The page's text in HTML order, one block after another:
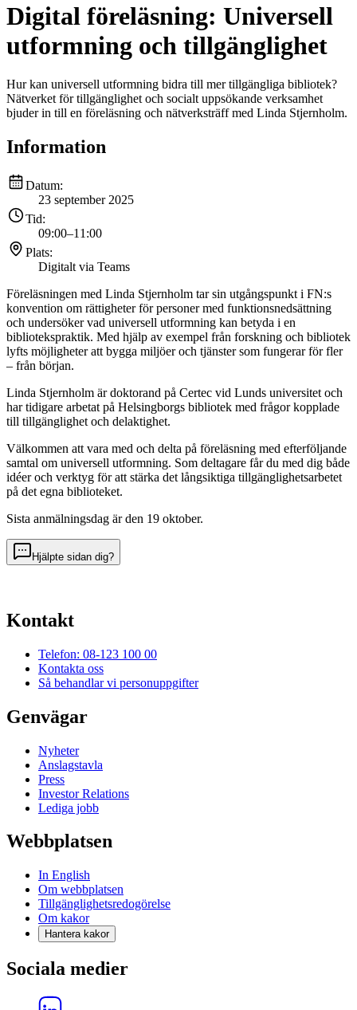
Digital föreläsning: Universell
utformning och tillgänglighet
Hur kan universell utformning bidra till mer tillgängliga bibliotek?
Nätverket för tillgänglighet och socialt uppsökande verksamhet
bjuder in till en föreläsning och nätverksträff med Linda Stjernholm.
Information
Datum:
23 september 2025
Tid:
09:00–11:00
Plats:
Digitalt via Teams
Föreläsningen med Linda Stjernholm tar sin utgångspunkt i FN:s
konvention om rättigheter för personer med funktionsnedsättning
och undersöker vad universell utformning kan betyda i en
bibliotekspraktik. Med hjälp av exempel från forskning och bibliotek
lyfts möjligheter att bygga miljöer och tjänster som fungerar för fler
– från början.
Linda Stjernholm är doktorand på Certec vid Lunds universitet och
har tidigare arbetat på Helsingborgs bibliotek med frågor kopplade
till tillgänglighet och delaktighet.
Välkommen att vara med och delta på föreläsning med efterföljande
samtal om universell utformning. Som deltagare får du med dig både
idéer och verktyg för att stärka det långsiktiga tillgänglighetsarbetet
på det egna biblioteket.
Sista anmälningsdag är den 19 oktober.
Hjälpte sidan dig?
Kontakt
Telefon: 08-123 100 00
Kontakta oss
Så behandlar vi personuppgifter
Genvägar
Nyheter
Anslagstavla
Press
Investor Relations
Lediga jobb
Webbplatsen
In English
Om webbplatsen
Tillgänglighetsredogörelse
Om kakor
Hantera kakor
Sociala medier